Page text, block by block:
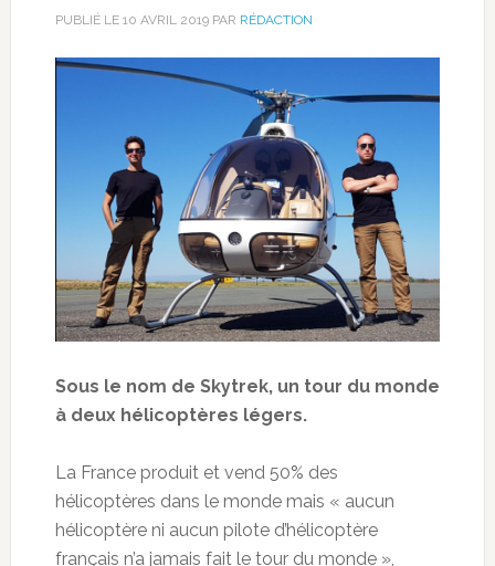
PUBLIÉ LE 10 AVRIL 2019PAR RÉDACTION
Sous le nom de Skytrek, un tour du monde
à deux hélicoptères légers.
La France produit et vend 50% des
hélicoptères dans le monde mais « aucun
hélicoptère ni aucun pilote d’hélicoptère
français n’a jamais fait le tour du monde »,